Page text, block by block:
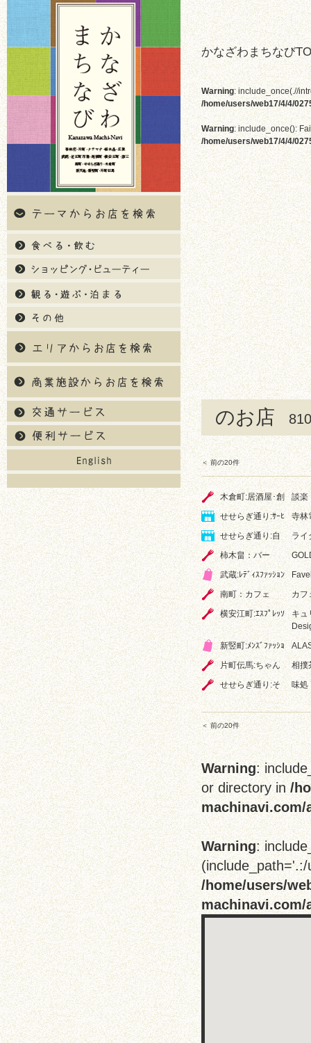
かなざわまちなび
Warning: include_once(.//
/home/users/web17/4/4/
Warning: include_once():
/home/users/web17/4/4/
のお店
＜ 前の20件
木倉町:居酒屋･創
談楽
せせらぎ通り:ｻｰﾋ
寺林
せせらぎ通り:自
ライ
柿木畠：バー
武蔵:ﾚﾃﾞｨｽﾌｧｯｼｮﾝ
南町：カフェ
カフ
横安江町:ｴｽﾌﾟﾚｯｿ
キュ
新竪町:ﾒﾝｽﾞﾌｧｯｼｮ
片町伝馬:ちゃん
相撲
せせらぎ通り:そ
味処
＜ 前の20件
Warning:
or directory in/
machinavi.com/
Warning:
/home/users/
machinavi.com/